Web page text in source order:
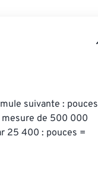
suivante : pouces
de 500 000
25 400 : pouces =